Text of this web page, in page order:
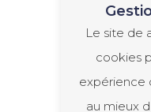
Le site de
cookies
expérience
au mieux